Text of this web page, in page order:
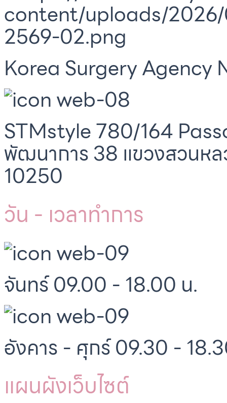
Korea Surgery Agency
STMstyle 780/164
พัฒนาการ 38 แขวงสวนหล
10250
วัน - เวลาทำการ
จันทร์ 09.00 - 18.00 น.
อังคาร - ศุกร์ 09.30 -
แผนผังเว็บไซต์